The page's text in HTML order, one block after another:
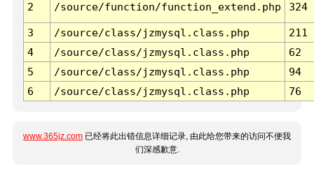
2 /source/function/function_extend.php 324
3 /source/class/jzmysql.class.php
211
4
/source/class/jzmysql.class.php
62
5
/source/class/jzmysql.class.php
94
6
/source/class/jzmysql.class.php 76
www.365jz.com 已经将此出错信息详细记录, 由此给您带来的访问不便我
们深感歉意.